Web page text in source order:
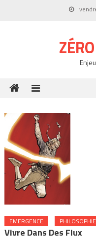
EMERGENCE PHILOSOPHIE
Vivre Dans Des Flux